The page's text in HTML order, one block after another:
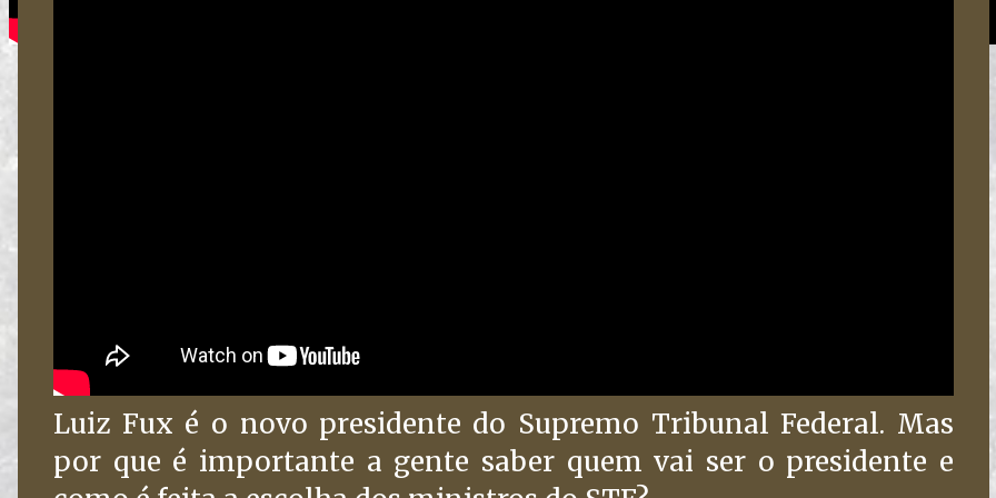
Luiz Fux é o novo presidente do Supremo Tribunal Federal. Mas
por que é importante a gente saber quem vai ser o presidente e